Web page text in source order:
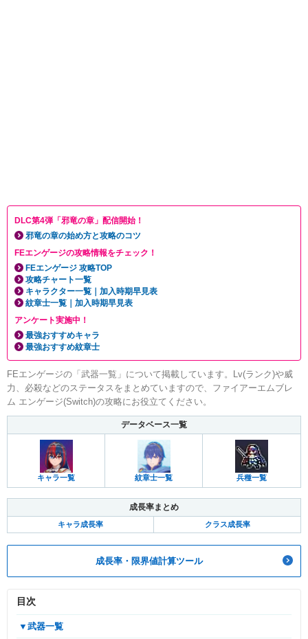
DLC第4弾「邪竜の章」配信開始！
邪竜の章の始め方と攻略のコツ
FEエンゲージの攻略情報をチェック！
FEエンゲージ 攻略TOP
攻略チャート一覧
キャラクター一覧｜加入時期早見表
紋章士一覧｜加入時期早見表
アンケート実施中！
最強おすすめキャラ
最強おすすめ紋章士
FEエンゲージの「武器一覧」について掲載しています。Lv(ランク)や威
力、必殺などのステータスをまとめていますので、ファイアーエムブレ
ム エンゲージ(Switch)の攻略にお役立てください。
データベース一覧
キャラ一覧 紋章士一覧 兵種一覧
成長率まとめ
キャラ成長率 クラス成長率
成長率・限界値計算ツール
目次
▼武器一覧